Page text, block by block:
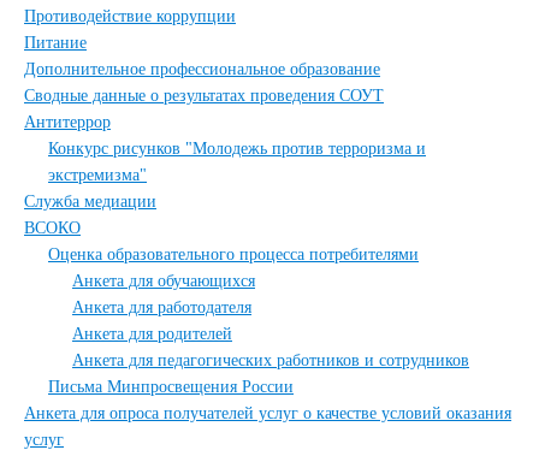
Противодействие коррупции
Питание
Дополнительное профессиональное образование
Сводные данные о результатах проведения СОУТ
Антитеррор
Конкурс рисунков "Молодежь против терроризма и
экстремизма"
Служба медиации
ВСОКО
Оценка образовательного процесса потребителями
Анкета для обучающихся
Анкета для работодателя
Анкета для родителей
Анкета для педагогических работников и сотрудников
Письма Минпросвещения России
Анкета для опроса получателей услуг о качестве условий оказания
услуг